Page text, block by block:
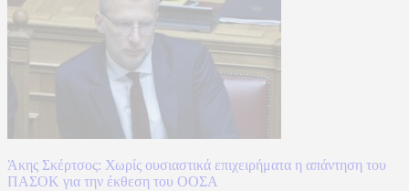
Άκης Σκέρτσος: Χωρίς ουσιαστικά επιχειρήματα η απάντηση του
ΠΑΣΟΚ για την έκθεση του ΟΟΣΑ